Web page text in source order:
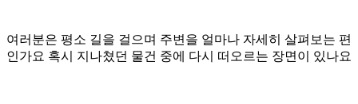
여러분은 평소 길을 걸으며 주변을 얼마나 자세히 살펴보는 편
인가요 혹시 지나쳤던 물건 중에 다시 떠오르는 장면이 있나요